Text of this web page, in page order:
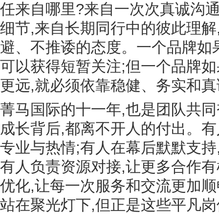
任来自哪里?来自一次次真诚沟
细节,来自长期同行中的彼此理
避、不推诿的态度。一个品牌
可以获得短暂关注;但一个品牌
更远,就必须依靠稳健、务实和
菁马国际的十一年,也是团队共
成长背后,都离不开人的付出。
专业与热情;有人在幕后默默支
有人负责资源对接,让更多合作
优化,让每一次服务和交流更加
站在聚光灯下,但正是这些平凡